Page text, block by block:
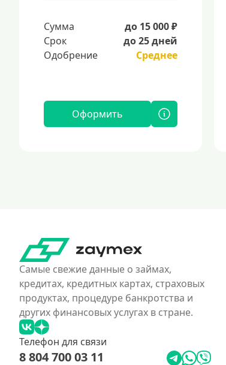
Сумма
до 15 000 ₽
Срок
до 25 дней
Одобрение
Среднее
Оформить
Самые свежие данные о займах,
кредитах, кредитных картах, страховых
продуктах, процедуре банкротства и
других финансовых услугах в стране.
Телефон для связи
8 804 700 03 11